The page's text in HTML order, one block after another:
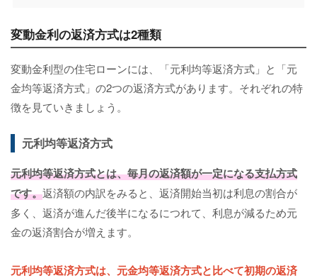
変動金利の返済方式は2種類
変動金利型の住宅ローンには、「元利均等返済方式」と「元
金均等返済方式」の2つの返済方式があります。それぞれの特
徴を見ていきましょう。
元利均等返済方式
元利均等返済方式とは、毎月の返済額が一定になる支払方式
です。返済額の内訳をみると、返済開始当初は利息の割合が
多く、返済が進んだ後半になるにつれて、利息が減るため元
金の返済割合が増えます。
元利均等返済方式は、元金均等返済方式と比べて初期の返済